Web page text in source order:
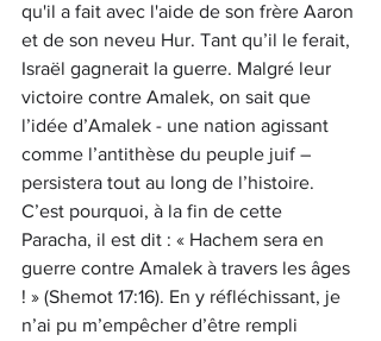
qu'il a fait avec l'aide de son frère Aaron
et de son neveu Hur. Tant qu’il le ferait,
Israël gagnerait la guerre. Malgré leur
victoire contre Amalek, on sait que
l’idée d’Amalek - une nation agissant
comme l’antithèse du peuple juif –
persistera tout au long de l’histoire.
C’est pourquoi, à la fin de cette
Paracha, il est dit : « Hachem sera en
guerre contre Amalek à travers les âges
! » (Shemot 17:16). En y réfléchissant, je
n’ai pu m’empêcher d’être rempli